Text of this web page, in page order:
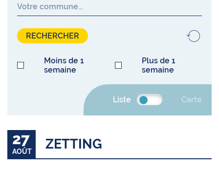
RECHERCHER
Moins de 1
semaine
Plus de 1
semaine
Liste Carte
27
AOÛT ZETTING